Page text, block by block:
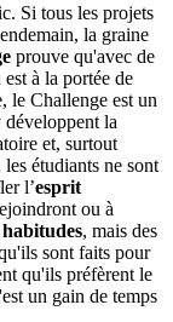
Si tous les projets
la graine
prouve qu'avec de
à la portée de
le Challenge est un
développent la
et, surtout
étudiants ne sont
l’esprit
ou à
habitudes, mais des
sont faits pour
qu'ils préfèrent le
un gain de temps